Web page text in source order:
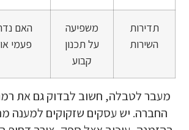
תדירות
השירות
משפיעה
על תכנון
קבוע
האם
פעמי
מעבר לטבלה, חשוב לבדוק גם את
החברה. יש עסקים שזקוקים למענה